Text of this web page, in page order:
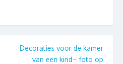
Decoraties voor de kamer
van een kind– foto op